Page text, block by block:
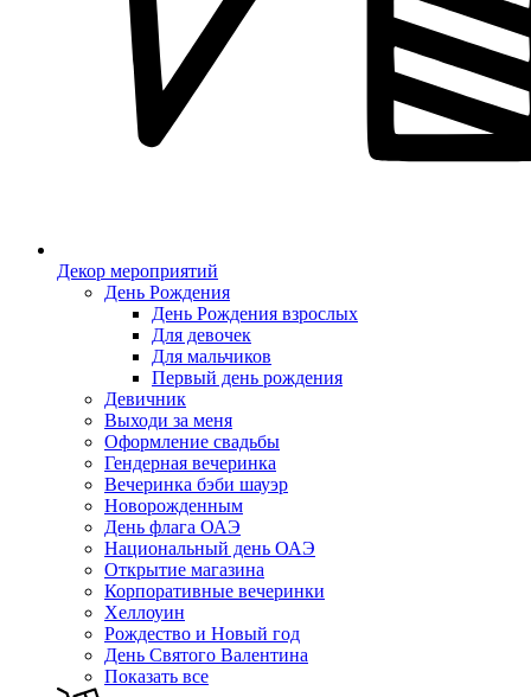
Декор мероприятий
День Рождения
День Рождения взрослых
Для девочек
Для мальчиков
Первый день рождения
Девичник
Выходи за меня
Оформление свадьбы
Гендерная вечеринка
Вечеринка бэби шауэр
Новорожденным
День флага ОАЭ
Национальный день ОАЭ
Открытие магазина
Корпоративные вечеринки
Хеллоуин
Рождество и Новый год
День Святого Валентина
Показать все